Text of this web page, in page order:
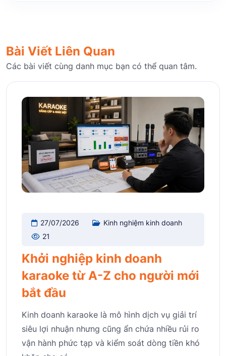
Bài Viết Liên Quan
Các bài viết cùng danh mục bạn có thể quan tâm.
27/07/2026
Kinh nghiệm kinh doanh
21
Khởi nghiệp kinh doanh
karaoke từ A-Z cho người mới
bắt đầu
Kinh doanh karaoke là mô hình dịch vụ giải trí
siêu lợi nhuận nhưng cũng ẩn chứa nhiều rủi ro
vận hành phức tạp và kiểm soát dòng tiền khó